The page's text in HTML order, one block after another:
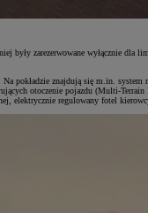
zarezerwowane wyłącznie
znajdują się m.in.
otoczenie pojazdu (Multi-
elektrycznie regulowany fotel